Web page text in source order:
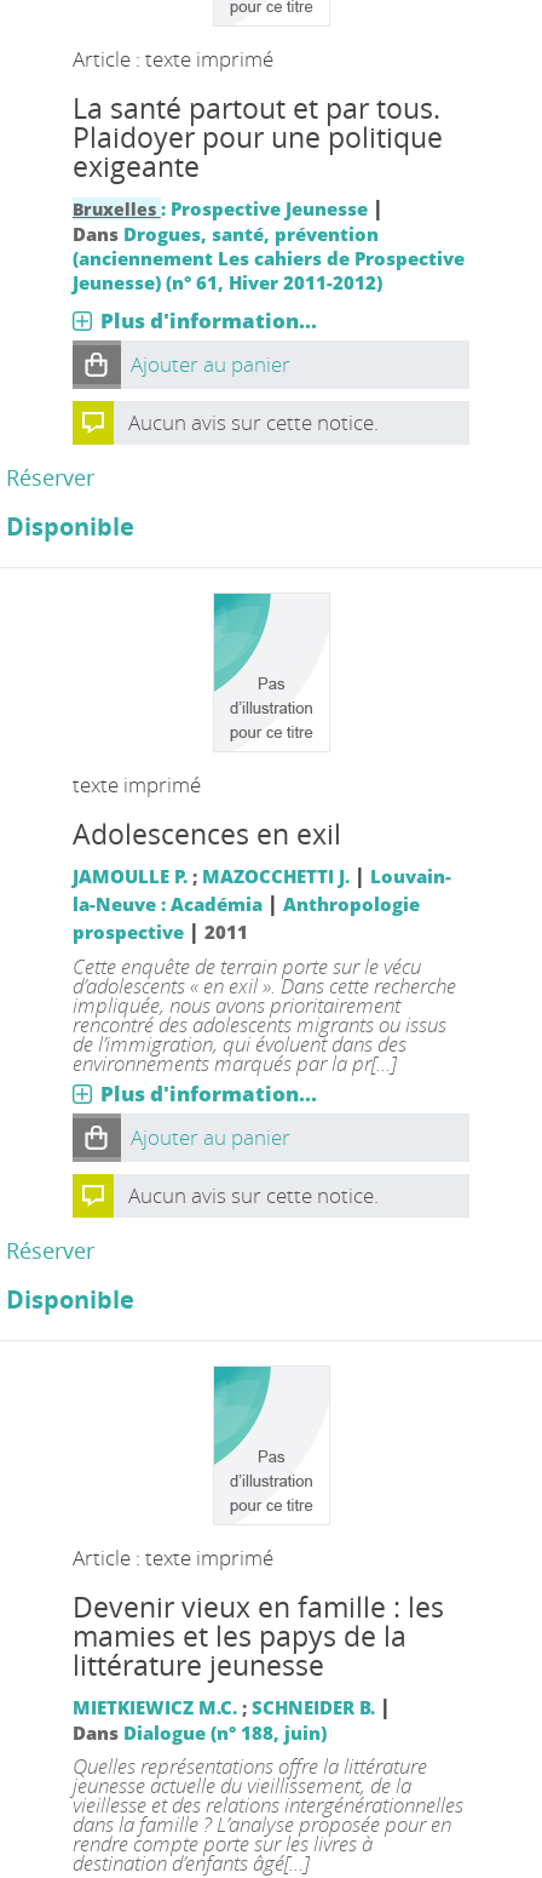
Article : texte imprimé
La santé partout et par tous.
Plaidoyer pour une politique
exigeante
Bruxelles : Prospective Jeunesse|
Dans Drogues, santé, prévention
(anciennement Les cahiers de Prospective
Jeunesse) (n° 61, Hiver 2011-2012)
Plus d'information...
Ajouter au panier
Aucun avis sur cette notice.
Réserver
Disponible
texte imprimé
Adolescences en exil
JAMOULLE P.; MAZOCCHETTI J. | Louvain-
la-Neuve : Académia| Anthropologie
prospective| 2011
Cette enquête de terrain porte sur le vécu
d’adolescents « en exil ». Dans cette recherche
impliquée, nous avons prioritairement
rencontré des adolescents migrants ou issus
de l’immigration, qui évoluent dans des
environnements marqués par la pr[...]
Plus d'information...
Ajouter au panier
Aucun avis sur cette notice.
Réserver
Disponible
Article : texte imprimé
Devenir vieux en famille : les
mamies et les papys de la
littérature jeunesse
MIETKIEWICZ M.C.; SCHNEIDER B. |
Dans Dialogue (n° 188, juin)
Quelles représentations offre la littérature
jeunesse actuelle du vieillissement, de la
vieillesse et des relations intergénérationnelles
dans la famille ? L’analyse proposée pour en
rendre compte porte sur les livres à
destination d’enfants âgé[...]